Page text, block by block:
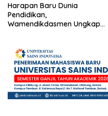
Harapan Baru Dunia
Pendidikan,
Wamendikdasmen Ungkap